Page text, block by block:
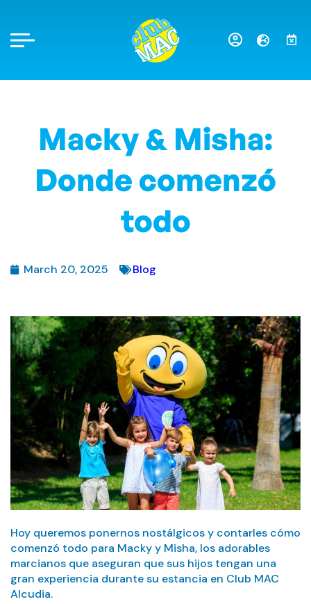
Macky & Misha:
Donde comenzó
todo
March 20, 2025 Blog
Hoy queremos ponernos nostálgicos y contarles cómo
comenzó todo para Macky y Misha, los adorables
marcianos que aseguran que sus hijos tengan una
gran experiencia durante su estancia en Club MAC
Alcudia.